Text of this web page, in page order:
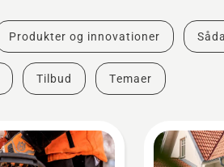
Produkter og innovationer
Tilbud Temaer